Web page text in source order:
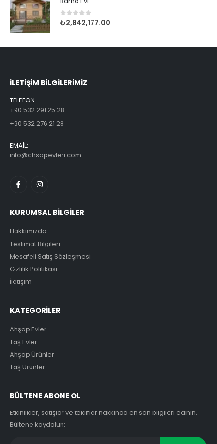
05 üzerinden
₺ 2,842,177.00
ILETİŞİM BİLGİLERİMİZ
TELEFON:
EMAİL:
info@ahsapevleri.com
KURUMSAL BİLGİLER
Teslimat Bilgileri
Mesafeli Satış Sözleşmesi
İletişim
KATEGORİLER
Ahşap Evler
Taş Evler
Ahşap Ürünler
Taş Ürünler
BÜLTENE ABONE OL
Etkinlikler, satışlar ve teklifler hakkında en son bilgileri edinin.
Bültene kaydolun: